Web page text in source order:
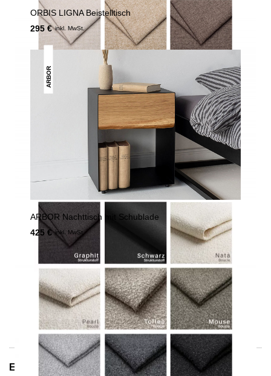
ORBIS LIGNA Beistelltisch
295 € inkl. MwSt.
ARBOR
ARBOR Nachttisch mit Schublade
425 € inkl. MwSt.
E-Mail: info@notoria.de